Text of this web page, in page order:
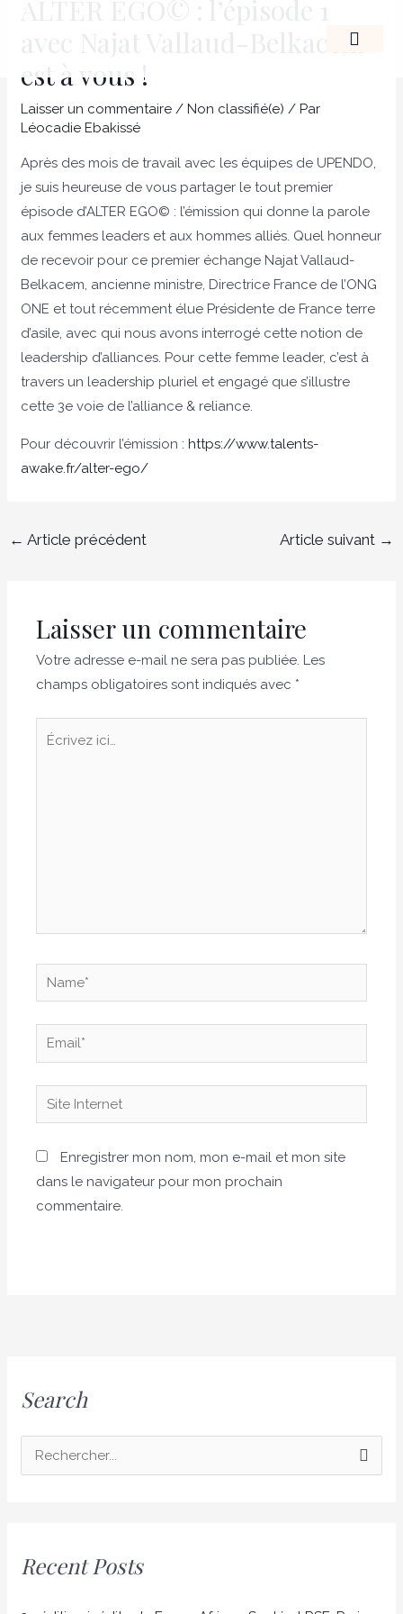
avec Najat Vallaud-Belkacem
est à vous !
Laisser un commentaire /Non classifié(e) / Par
Léocadie Ebakissé
Après des mois de travail avec les équipes de UPENDO,
je suis heureuse de vous partager le tout premier
épisode d’ALTER EGO© : l’émission qui donne la parole
aux femmes leaders et aux hommes alliés. Quel honneur
de recevoir pour ce premier échange Najat Vallaud-
Belkacem, ancienne ministre, Directrice France de l’ONG
ONE et tout récemment élue Présidente de France terre
d’asile, avec qui nous avons interrogé cette notion de
leadership d’alliances. Pour cette femme leader, c’est à
travers un leadership pluriel et engagé que s’illustre
cette 3e voie de l’alliance & reliance.
Pour découvrir l’émission : https://www.talents-
awake.fr/alter-ego/
← Article précédent Article suivant →
Laisser un commentaire
Votre adresse e-mail ne sera pas publiée. Les
champs obligatoires sont indiqués avec *
Écrivez
Name*
Email*
Site
Internet
Enregistrer mon nom, mon e-mail et mon site
dans le navigateur pour mon prochain
commentaire.
Search
e
Recent Posts